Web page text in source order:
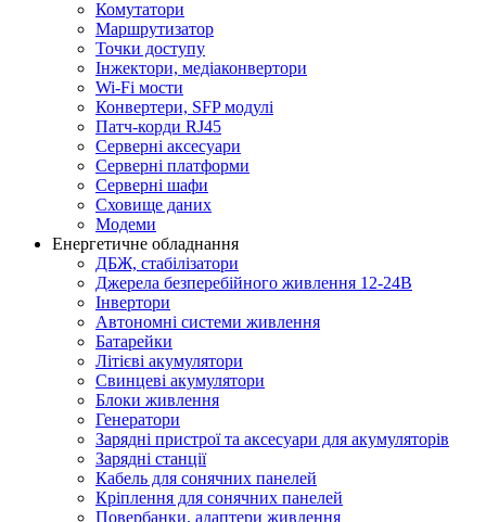
Комутатори
Маршрутизатор
Точки доступу
Інжектори, медіаконвертори
Wi-Fi мости
Конвертери, SFP модулі
Патч-корди RJ45
Серверні аксесуари
Серверні платформи
Серверні шафи
Сховище даних
Модеми
Енергетичне обладнання
ДБЖ, стабілізатори
Джерела безперебійного живлення 12-24В
Інвертори
Автономні системи живлення
Батарейки
Літієві акумулятори
Свинцеві акумулятори
Блоки живлення
Генератори
Зарядні пристрої та аксесуари для акумуляторів
Зарядні станції
Кабель для сонячних панелей
Кріплення для сонячних панелей
Повербанки, адаптери живлення